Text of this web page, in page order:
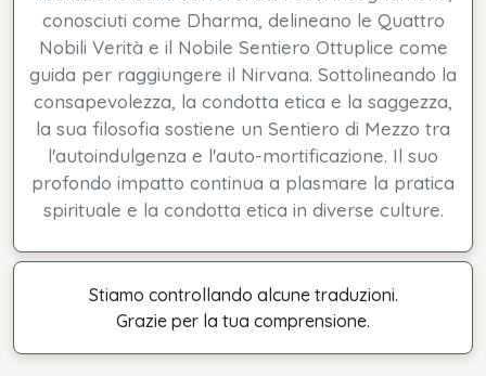
conosciuti come Dharma, delineano le Quattro
Nobili Verità e il Nobile Sentiero Ottuplice come
guida per raggiungere il Nirvana. Sottolineando la
consapevolezza, la condotta etica e la saggezza,
la sua filosofia sostiene un Sentiero di Mezzo tra
l'autoindulgenza e l'auto-mortificazione. Il suo
profondo impatto continua a plasmare la pratica
spirituale e la condotta etica in diverse culture.
Stiamo controllando alcune traduzioni.
Grazie per la tua comprensione.